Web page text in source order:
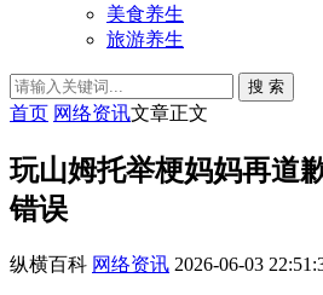
美食养生
旅游养生
搜 索
首页 网络资讯文章正文
玩山姆托举梗妈妈再道
错误
纵横百科 网络资讯 2026-06-03